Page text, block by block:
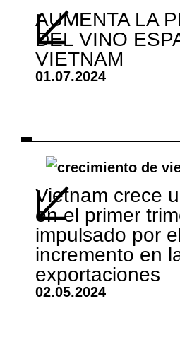
AUMENTA LA
DEL VINO
VIETNAM
01.07.2024
Vietnam crece
en el primer
impulsado por el
incremento en
exportaciones
02.05.2024